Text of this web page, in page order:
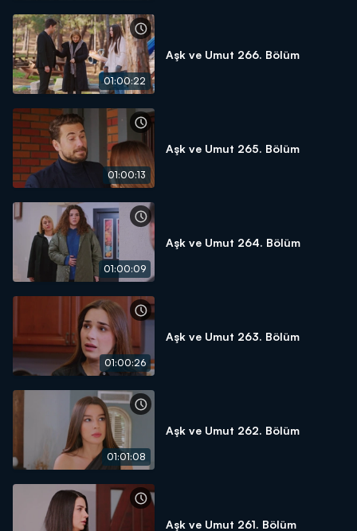
01:00:22
Aşk ve Umut 266. Bölüm
01:00:13
Aşk ve Umut 265. Bölüm
01:00:09
Aşk ve Umut 264. Bölüm
01:00:26
Aşk ve Umut 263. Bölüm
01:01:08
Aşk ve Umut 262. Bölüm
Aşk ve Umut 261. Bölüm